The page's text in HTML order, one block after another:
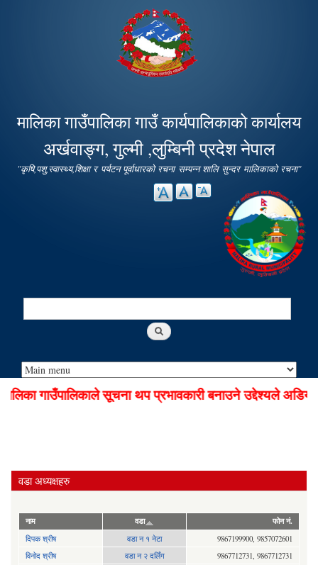
main
content
मालिका गाउँपालिका गाउँ कार्यपालिकाको कार्यालय
अर्खवाङ्ग, गुल्मी ,लुम्बिनी प्रदेश नेपाल
"कृषि,पशु,स्वास्थ्य,शिक्षा र पर्यटन पूर्वाधारको रचना सम्पन्न शालि सुन्दर मालिकाको रचना"
Search
गाउँपालिकाले सूचना थप प्रभावकारी बनाउने उद्देश्यले अडियो
वडा अध्यक्षहरु
नाम वडा फोन नं.
दिपक श्रीष वडा न १ नेटा
9867199900, 9857072601
विनोद श्रीष
वडा न २ दर्लिंग
9867712731, 9867712731